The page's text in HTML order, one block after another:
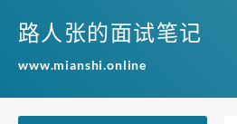
路人张的面试笔记
www.mianshi.online